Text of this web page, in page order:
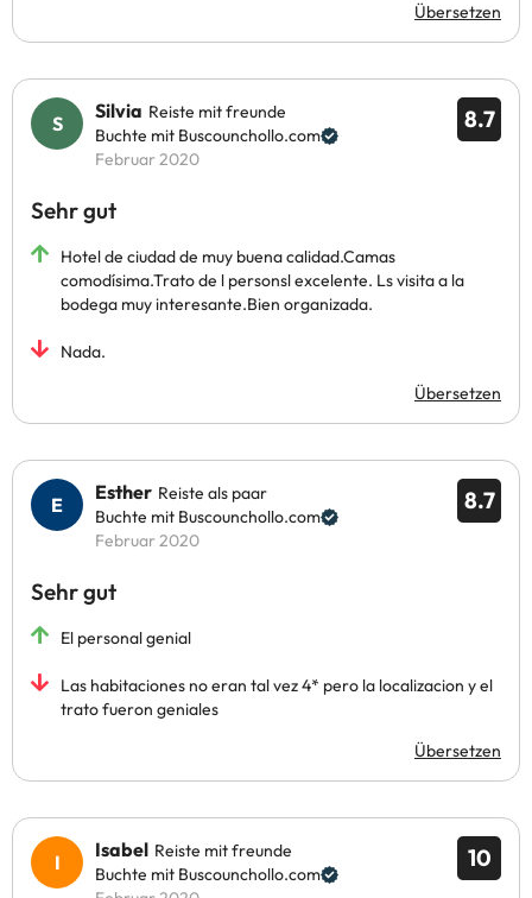
Übersetzen
8.7
Silvia Reiste mit freunde
Buchte mit Buscounchollo.com
Februar 2020
Sehr gut
Hotel de ciudad de muy buena calidad.Camas
comodísima.Trato de l personsl excelente. Ls visita a la
bodega muy interesante.Bien organizada.
Nada.
Übersetzen
8.7
Esther Reiste als paar
Buchte mit Buscounchollo.com
Februar 2020
Sehr gut
El personal genial
Las habitaciones no eran tal vez 4* pero la localizacion y el
trato fueron geniales
Übersetzen
10
Isabel Reiste mit freunde
Buchte mit Buscounchollo.com